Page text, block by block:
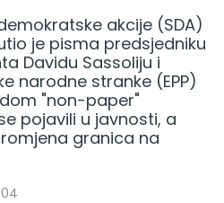
akcije (SDA)
je pisma predsjedniku
Davidu Sassoliju i
narodne stranke (EPP)
"non-paper"
pojavili u javnosti, a
granica na